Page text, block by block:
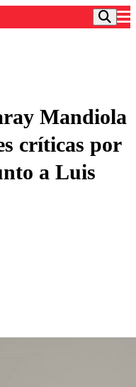
Mandiola
críticas por
a Luis